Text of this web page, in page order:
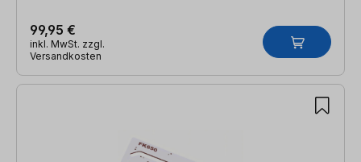
99,95 €
inkl. MwSt. zzgl.
Versandkosten